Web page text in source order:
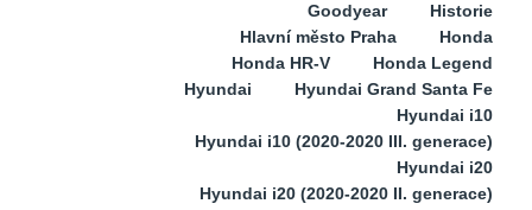
Goodyear
Historie
Hlavní město Praha
Honda
Honda HR-V
Honda Legend
Hyundai
Hyundai Grand Santa Fe
Hyundai i10
Hyundai i10 (2020-2020 III. generace)
Hyundai i20
Hyundai i20 (2020-2020 II. generace)